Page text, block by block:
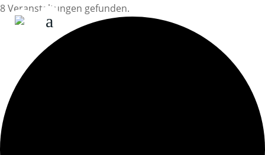
8 Veranstaltungen gefunden.